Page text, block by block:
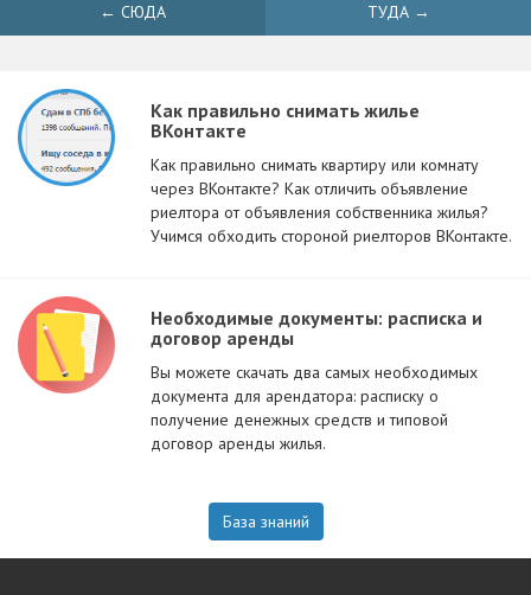
← СЮДА ТУДА →
Как правильно снимать жилье
ВКонтакте
Как правильно снимать квартиру или комнату
через ВКонтакте? Как отличить объявление
риелтора от объявления собственника жилья?
Учимся обходить стороной риелторов ВКонтакте.
Необходимые документы: расписка и
договор аренды
Вы можете скачать два самых необходимых
документа для арендатора: расписку о
получение денежных средств и типовой
договор аренды жилья.
База знаний